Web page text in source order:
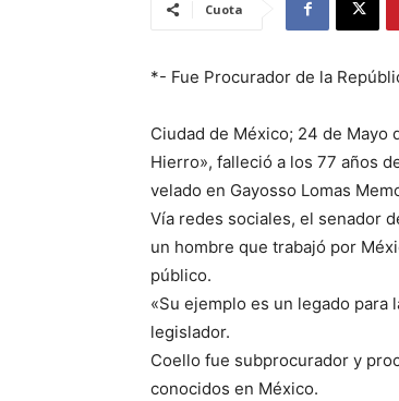
Cuota
*- Fue Procurador de la
Ciudad de México; 24 de Mayo
Hierro», falleció a los 77 años
velado en Gayosso Lomas
Vía redes sociales, el senador
un hombre que trabajó por
público.
«Su ejemplo es un legado para
legislador.
Coello fue subprocurador y
conocidos en México.